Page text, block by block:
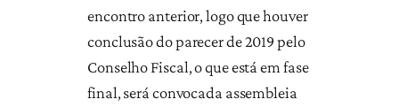
encontro anterior, logo que houver
conclusão do parecer de 2019 pelo
Conselho Fiscal, o que está em fase
final, será convocada assembleia